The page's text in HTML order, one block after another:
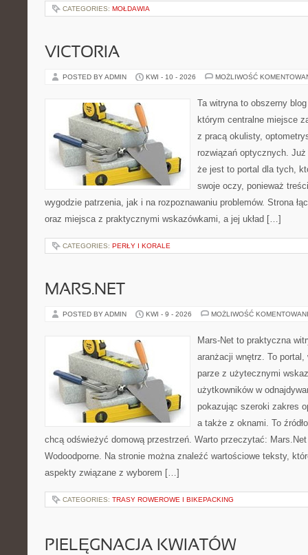
CATEGORIES: MOŁDAWIA
VICTORIA
POSTED BY ADMIN KWI - 10 - 2026 MOŻLIWOŚĆ
Ta witryna to obszerny
którym centralne miejsce
z pracą okulisty,
rozwiązań optycznych.
że jest to portal dla tych,
swoje oczy, ponieważ
wygodzie patrzenia, jak i na rozpoznawaniu problemów. Strona
oraz miejsca z praktycznymi wskazówkami, a jej układ […]
CATEGORIES: PERŁY I KORALE
MARS.NET
POSTED BY ADMIN KWI - 9 - 2026 MOŻLIWOŚĆ
Mars-Net to praktyczna
aranżacji wnętrz. To
parze z użytecznymi
użytkowników w
pokazując szeroki zakres
a także z oknami. To
chcą odświeżyć domową przestrzeń. Warto przeczytać:
Wodoodporne. Na stronie można znaleźć wartościowe teksty,
aspekty związane z wyborem […]
CATEGORIES: TRASY ROWEROWE I BIKEPACKING
PIELĘGNACJA KWIATÓW